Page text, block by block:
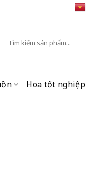
Tìm
Hoa tốt nghiệp